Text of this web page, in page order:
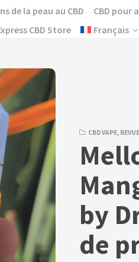
de la peau au CBD CBD pour
CBD Store
Français
CBD VAPE,
by
de